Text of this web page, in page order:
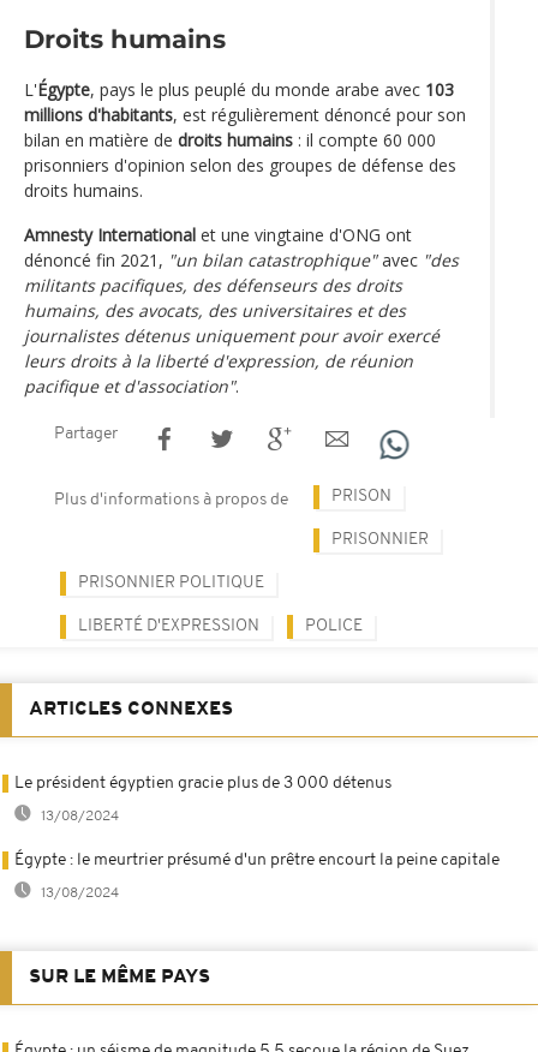
Droits humains
L'Égypte, pays le plus peuplé du monde arabe avec 103
millions d'habitants, est régulièrement dénoncé pour son
bilan en matière de droits humains : il compte 60 000
prisonniers d'opinion selon des groupes de défense des
droits humains.
Amnesty International et une vingtaine d'ONG ont
dénoncé fin 2021, "un bilan catastrophique"avec "des
militants pacifiques, des défenseurs des droits
humains, des avocats, des universitaires et des
journalistes détenus uniquement pour avoir exercé
leurs droits à la liberté d'expression, de réunion
pacifique et d'association".
Partager
Plus d'informations à propos de PRISON
PRISONNIER
PRISONNIER POLITIQUE
LIBERTÉ D'EXPRESSION POLICE
ARTICLES CONNEXES
Le président égyptien gracie plus de 3 000 détenus
13/08/2024
Égypte : le meurtrier présumé d'un prêtre encourt la peine capitale
13/08/2024
SUR LE MÊME PAYS